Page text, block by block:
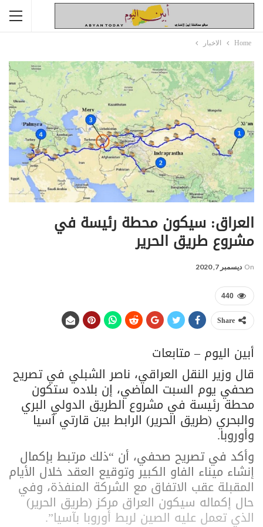
Home الاخبار
العراق: سيكون محطة رئيسة في
مشروع طريق الحرير
On ديسمبر 7, 2020
440
Share
أبين اليوم – متابعات
قال وزير النقل العراقي، ناصر الشبلي في تصريح
صحفي يوم السبت الماضي، إن بلاده ستكون
محطة رئيسة في مشروع الطريق الدولي البري
والبحري (طريق الحرير) الرابط بين قارتي آسيا
وأوروبا.
وأكد في تصريح صحفي، أن “ذلك مرتبط بإكمال
إنشاء ميناء الفاو الكبير وتوقيع العقد خلال الأيام
المقبلة عقب الاتفاق مع الشركة المنفذة، وفي
حال إكماله سيكون العراق مركز (طريق الحرير)
الذي تعمل عليه الصين لربط أوروبا بآسيا”.